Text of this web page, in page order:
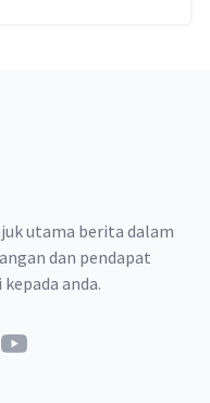
utama berita dalam
dan pendapat
anda.
YouTube